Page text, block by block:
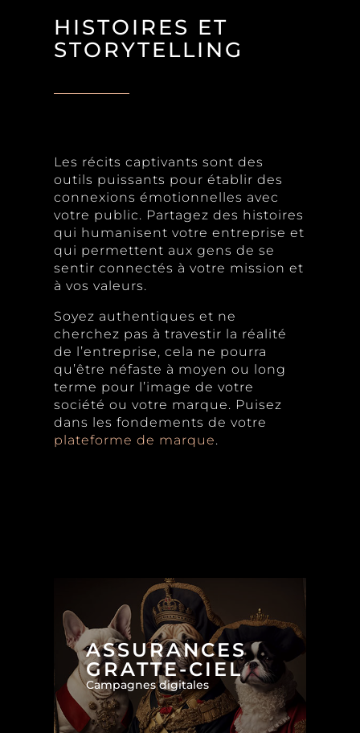
HISTOIRES ET
STORYTELLING
Les récits captivants sont des
outils puissants pour établir des
connexions émotionnelles avec
votre public. Partagez des histoires
qui humanisent votre entreprise et
qui permettent aux gens de se
sentir connectés à votre mission et
à vos valeurs.
Soyez authentiques et ne
cherchez pas à travestir la réalité
de l’entreprise, cela ne pourra
qu’être néfaste à moyen ou long
terme pour l’image de votre
société ou votre marque. Puisez
dans les fondements de votre
plateforme de marque.
ASSURANCES
GRATTE-CIEL
Campagnes digitales